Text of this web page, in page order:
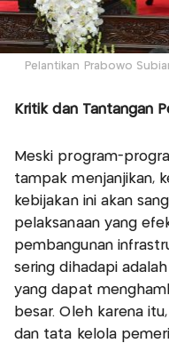
Pelantikan Prabowo
Kritik dan Tantangan
Meski program-
tampak menjanjikan,
kebijakan ini akan
pelaksanaan yang
pembangunan
sering dihadapi
yang dapat
besar. Oleh karena
dan tata kelola